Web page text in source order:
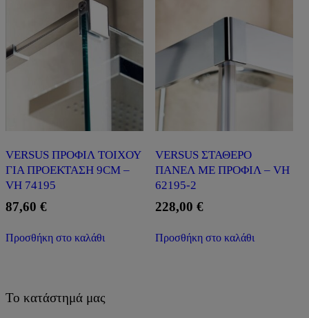
VERSUS ΠΡΟΦΙΛ ΤΟΙΧΟΥ
ΓΙΑ ΠΡΟΕΚΤΑΣΗ 9CM –
VH 74195
87,60 €
Προσθήκη στο καλάθι
VERSUS ΣΤΑΘΕΡΟ
ΠΑΝΕΛ ΜΕ ΠΡΟΦΙΛ – VH
62195-2
228,00 €
Προσθήκη στο καλάθι
Το κατάστημά μας